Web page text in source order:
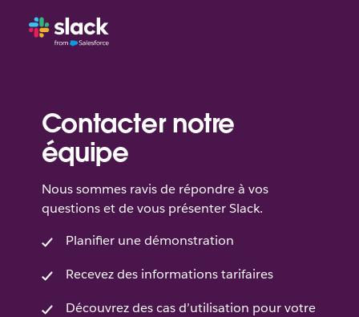
Contacter notre
équipe
Nous sommes ravis de répondre à vos
questions et de vous présenter Slack.
Planifier une démonstration
Recevez des informations tarifaires
Découvrez des cas d’utilisation pour votre